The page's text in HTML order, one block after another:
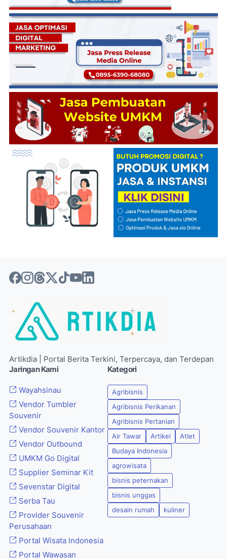
Artikdia | Portal Berita Terkini, Terpercaya, dan Terdepan
Jaringan Kami
Wayahsinau
Vendor Tumbler
Souvenir
Vendor Souvenir Kantor
Vendor Outbound
UMKM Go Digital
Supplier Seminar Kit
Sevenstar Digital
Serba Tau
Provider Souvenir
Perusahaan
Portal Wisata Indonesia
Portal Wawasan
Kategori
Agribisnis
Agribisnis Perikanan
Agribisnis Pertanian
Air Tawar
Artikel
Atlet
Budaya Indonesia
agrowisata
bisnis peternakan
bisnis unggas
desain rumah
kuliner